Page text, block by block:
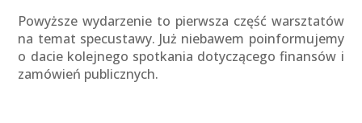
Powyższe wydarzenie to pierwsza część warsztatów
na temat specustawy. Już niebawem poinformujemy
o dacie kolejnego spotkania dotyczącego finansów i
zamówień publicznych.